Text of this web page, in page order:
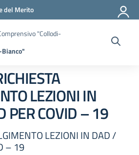
del Merito
"Collodi-
LEZIONI IN
PER COVID – 19
LEZIONI IN DAD /
– 19